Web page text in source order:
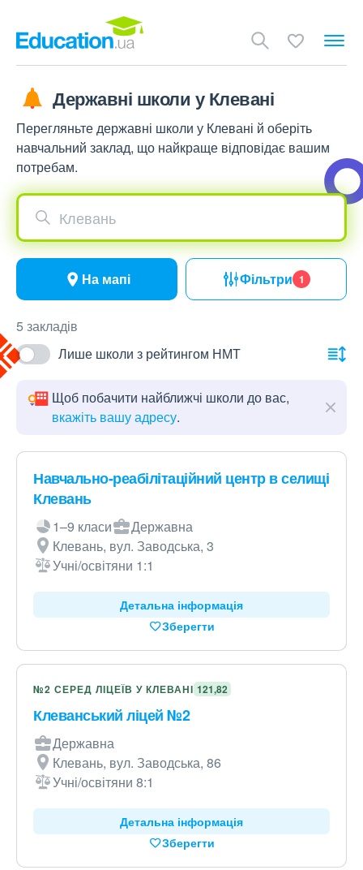
Державні школи у Клевані
Перегляньте державні школи у Клевані й оберіть
навчальний заклад, що найкраще відповідає вашим
потребам.
Клевань
На мапі Фільтри 1
5 закладів
Лише школи з рейтингом НМТ
Щоб побачити найближчі школи до вас,
вкажіть вашу адресу.
Навчально-реабілітаційний центр в селищі
Клевань
1–9 класи
Державна
Клевань, вул. Заводська, 3
Учні/освітяни 1:1
Детальна інформація
Зберегти
№2 СЕРЕД ЛІЦЕЇВ У КЛЕВАНІ 121,82
Клеванський ліцей №2
Державна
Клевань, вул. Заводська, 86
Учні/освітяни 8:1
Детальна інформація
Зберегти